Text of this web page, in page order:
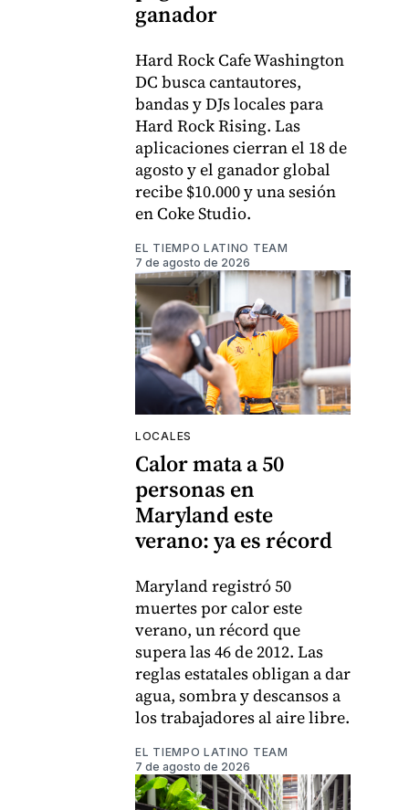
ganador
Hard Rock Cafe Washington
DC busca cantautores,
bandas y DJs locales para
Hard Rock Rising. Las
aplicaciones cierran el 18 de
agosto y el ganador global
recibe $10.000 y una sesión
en Coke Studio.
EL TIEMPO LATINO TEAM
7 de agosto de 2026
LOCALES
Calor mata a 50
personas en
Maryland este
verano: ya es récord
Maryland registró 50
muertes por calor este
verano, un récord que
supera las 46 de 2012. Las
reglas estatales obligan a dar
agua, sombra y descansos a
los trabajadores al aire libre.
EL TIEMPO LATINO TEAM
7 de agosto de 2026